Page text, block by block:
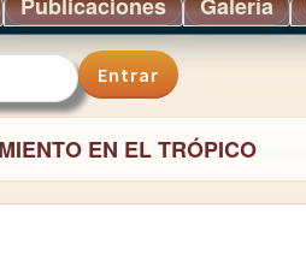
Publicaciones Galería
Entrar
EN EL TRÓPICO